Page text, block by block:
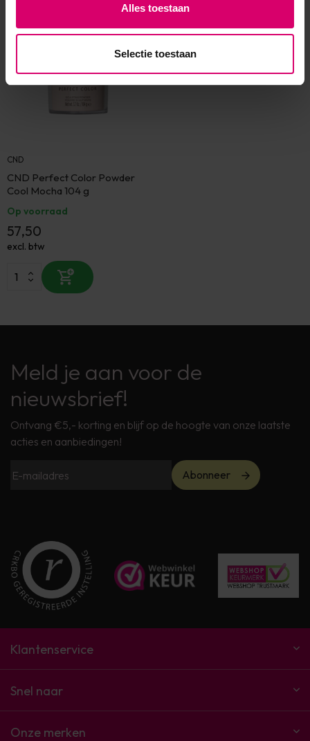
Alles toestaan
Selectie toestaan
CND
CND Perfect Color Powder
Cool Mocha 104 g
Op voorraad
57,50
excl. btw
Meld je aan voor de
nieuwsbrief!
Ontvang €5,- korting en blijf op de hoogte van onze laatste
acties en aanbiedingen!
Abonneer
Klantenservice
Snel naar
Onze merken